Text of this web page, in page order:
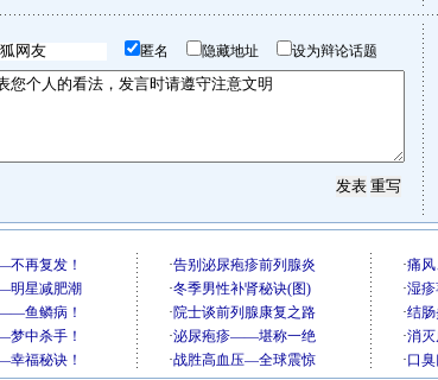
匿名 隐藏地址 设为辩论话题